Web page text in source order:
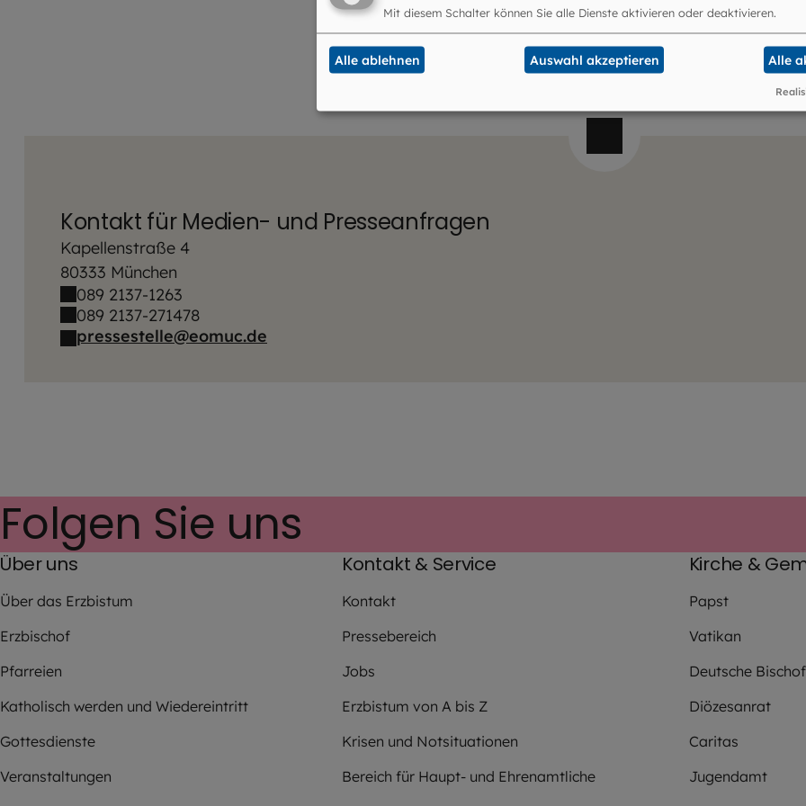
Kontakt für Medien- und Presseanfragen
Kapellenstraße 4
80333 München
089 2137-1263
089 2137-271478
pressestelle@eomuc.de
Folgen Sie uns
Über uns
Über das Erzbistum
Erzbischof
Pfarreien
Katholisch werden und Wiedereintritt
Gottesdienste
Veranstaltungen
Kontakt & Service
Kontakt
Pressebereich
Jobs
Erzbistum von A bis Z
Krisen und Notsituationen
Bereich für Haupt- und Ehrenamtliche
Kirche &
Papst
Vatikan
Deutsche
Diözesanrat
Caritas
Jugendamt
Mit diesem Schalter können Sie alle Dienste aktivieren oder deaktivieren.
Alle ablehnen Auswahl akzeptieren Alle